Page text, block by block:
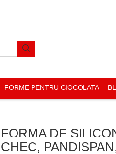
FORME PENTRU CIOCOLATA
FORMA DE
CHEC,